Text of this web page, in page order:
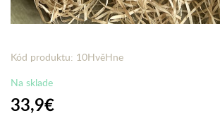
Kód produktu: 10HvěHne
Na sklade
33,9€